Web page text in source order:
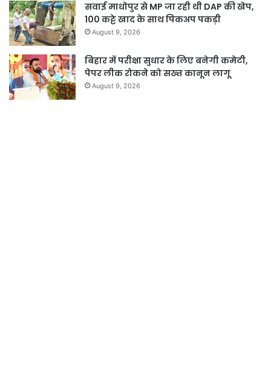
सवाई माधोपुर से MP जा रही थी DAP की खेप,
100 कट्टे खाद के साथ पिकअप पकड़ी
August 9, 2026
बिहार में परीक्षा सुधार के लिए बनेगी कमेटी,
पेपर लीक रोकने को सख्त कानून लागू
August 9, 2026